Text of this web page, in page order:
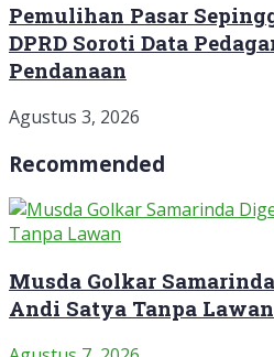
Pemulihan Pasar
DPRD Soroti Data
Pendanaan
Agustus 3, 2026
Recommended
Musda Golkar
Andi Satya Tanpa Lawan